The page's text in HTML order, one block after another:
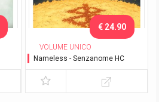
VOLUME UNICO
Nameless - Senzanome HC
€ 24.90